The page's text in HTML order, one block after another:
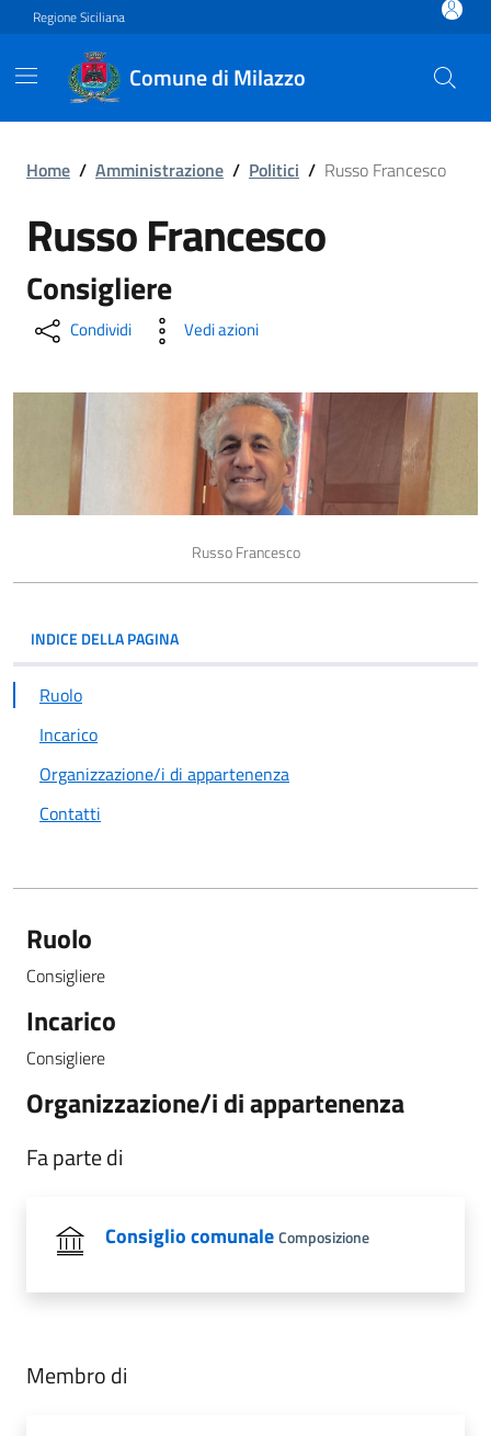
Vai ai contenuti
Vai al footer
Regione Siciliana
Comune di Milazzo
Russo Francesco
Home / Amministrazione / Politici / Russo Francesco
Russo Francesco
Consigliere
Condividi Vedi azioni
Russo Francesco
INDICE DELLA PAGINA
Ruolo
Incarico
Organizzazione/i di appartenenza
Contatti
Ruolo
Consigliere
Incarico
Consigliere
Organizzazione/i di appartenenza
Fa parte di
Consiglio comunaleComposizione
Membro di